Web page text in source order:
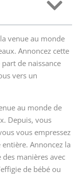
venue au monde
Annoncez cette
de naissance
vers un
au monde de
Depuis, vous
vous empressez
Annoncez la
manières avec
de bébé ou